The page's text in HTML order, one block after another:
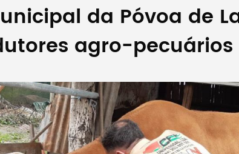
da Póvoa de
agro-pecuários